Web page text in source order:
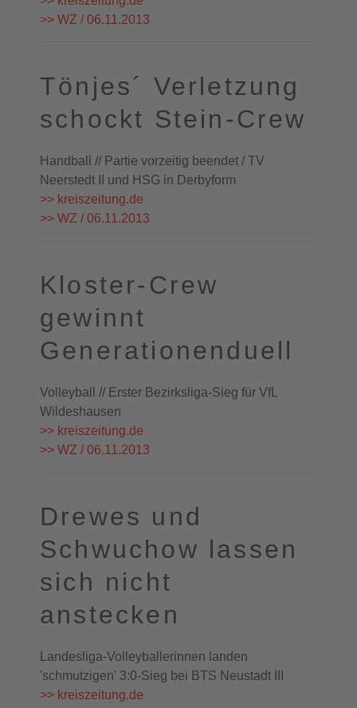
>> WZ / 06.11.2013
Tönjes´ Verletzung
schockt Stein-Crew
Handball // Partie vorzeitig beendet / TV
Neerstedt II und HSG in Derbyform
>> kreiszeitung.de
>> WZ / 06.11.2013
Kloster-Crew
gewinnt
Generationenduell
Volleyball // Erster Bezirksliga-Sieg für VfL
Wildeshausen
>> kreiszeitung.de
>> WZ / 06.11.2013
Drewes und
Schwuchow lassen
sich nicht
anstecken
Landesliga-Volleyballerinnen landen
'schmutzigen' 3:0-Sieg bei BTS Neustadt III
>> kreiszeitung.de